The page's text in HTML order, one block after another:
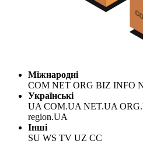
Міжнародні
COM NET ORG BIZ INFO
Українські
UA COM.UA NET.UA
region.UA
Інші
SU WS TV UZ CC